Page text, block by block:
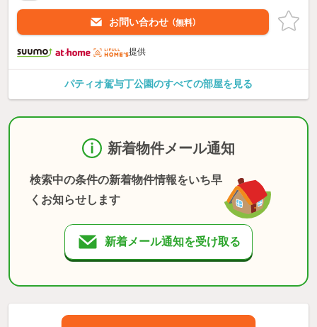
お問い合わせ （無料）
提供
パティオ駕与丁公園のすべての部屋を見る
新着物件メール通知
検索中の条件の新着物件情報をいち早
くお知らせします
新着メール通知を受け取る